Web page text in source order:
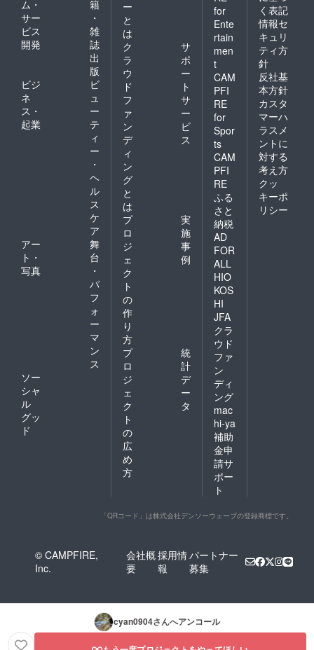
ム・
サー
ビス
開発
籍
・
雑
誌
出
版
ビジ
ネ
ス・
起業
ビ
ュ
ー
テ
ィ
ー
・
ヘ
ル
ス
ケ
ア
アー
ト・
写真
舞
台
・
パ
フ
ォ
ー
マ
ン
ス
ソー
シャ
ル
グッ
ド
ー
と
は
ク
ラ
ウ
ド
フ
ァ
ン
デ
ィ
ン
グ
と
は
サ
ポ
ー
ト
サ
ー
ビ
ス
プ
ロ
ジ
ェ
ク
ト
の
作
り
方
実
施
事
例
プ
ロ
ジ
ェ
ク
ト
の
広
め
方
統
計
デ
ー
タ
for
Ente
rtain
men
t
CAM
PFI
RE
for
Spor
ts
CAM
PFI
RE
ふる
さと
納税
AD
FOR
ALL
HIO
KOS
HI
JFA
クラ
ウド
ファ
ン
ディ
ング
mac
hi-ya
補助
金申
請サ
ポー
ト
く表記
情報セ
キュリ
ティ方
針
反社基
本方針
カスタ
マーハ
ラスメ
ントに
対する
考え方
クッ
キーポ
リシー
「QRコード」は株式会社デンソーウェーブの登録商標です。
© CAMPFIRE,
Inc.
会社概
要
採用情
報
パートナー
募集
cyan0904さんへアンコール